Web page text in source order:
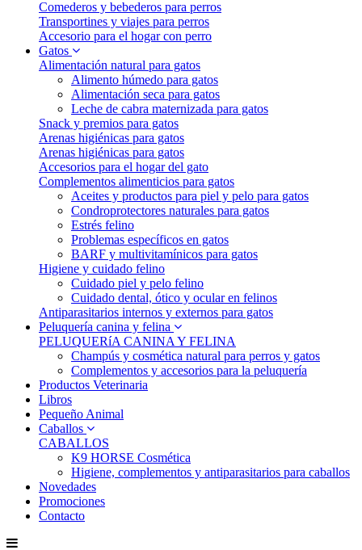
Comederos y bebederos para perros
Transportines y viajes para perros
Accesorio para el hogar con perro
Gatos
Alimentación natural para gatos
Alimento húmedo para gatos
Alimentación seca para gatos
Leche de cabra maternizada para gatos
Snack y premios para gatos
Arenas higiénicas para gatos
Arenas higiénicas para gatos
Accesorios para el hogar del gato
Complementos alimenticios para gatos
Aceites y productos para piel y pelo para gatos
Condroprotectores naturales para gatos
Estrés felino
Problemas específicos en gatos
BARF y multivitamínicos para gatos
Higiene y cuidado felino
Cuidado piel y pelo felino
Cuidado dental, ótico y ocular en felinos
Antiparasitarios internos y externos para gatos
Peluquería canina y felina
PELUQUERíA CANINA Y FELINA
Champús y cosmética natural para perros y gatos
Complementos y accesorios para la peluquería
Productos Veterinaria
Libros
Pequeño Animal
Caballos
CABALLOS
K9 HORSE Cosmética
Higiene, complementos y antiparasitarios para caballos
Novedades
Promociones
Contacto